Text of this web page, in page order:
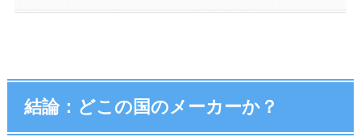
結論：どこの国のメーカーか？